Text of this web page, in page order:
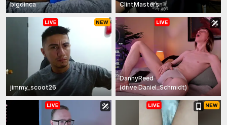
bigdinca ClintMasters
jimmy_scoot26
DannyReed
(dříveDaniel_Schmidt)